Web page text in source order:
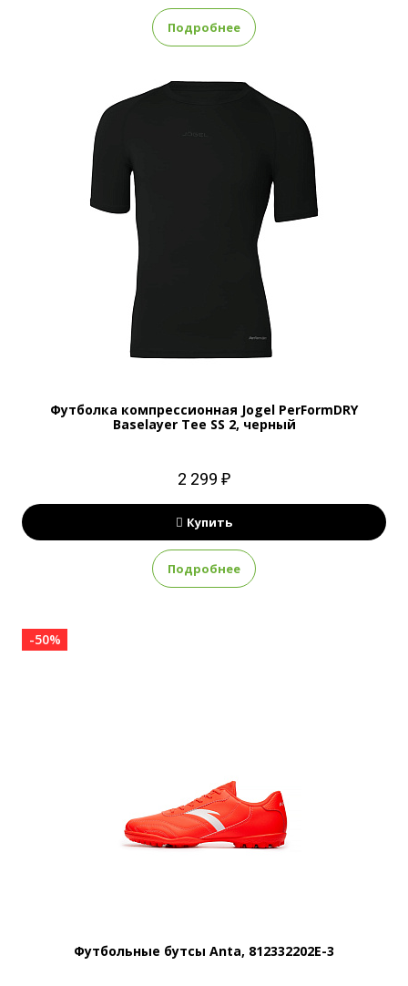
Подробнее
Футболка компрессионная Jogel PerFormDRY
Baselayer Tee SS 2, черный
2 299 ₽
Купить
Подробнее
-50%
Футбольные бутсы Anta, 812332202E-3